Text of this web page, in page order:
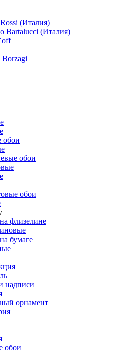
(Италия)
Bartalucci (Италия)
Borzagi
обои
обои
обои
флизелине
бумаге
надписи
орнамент
обои